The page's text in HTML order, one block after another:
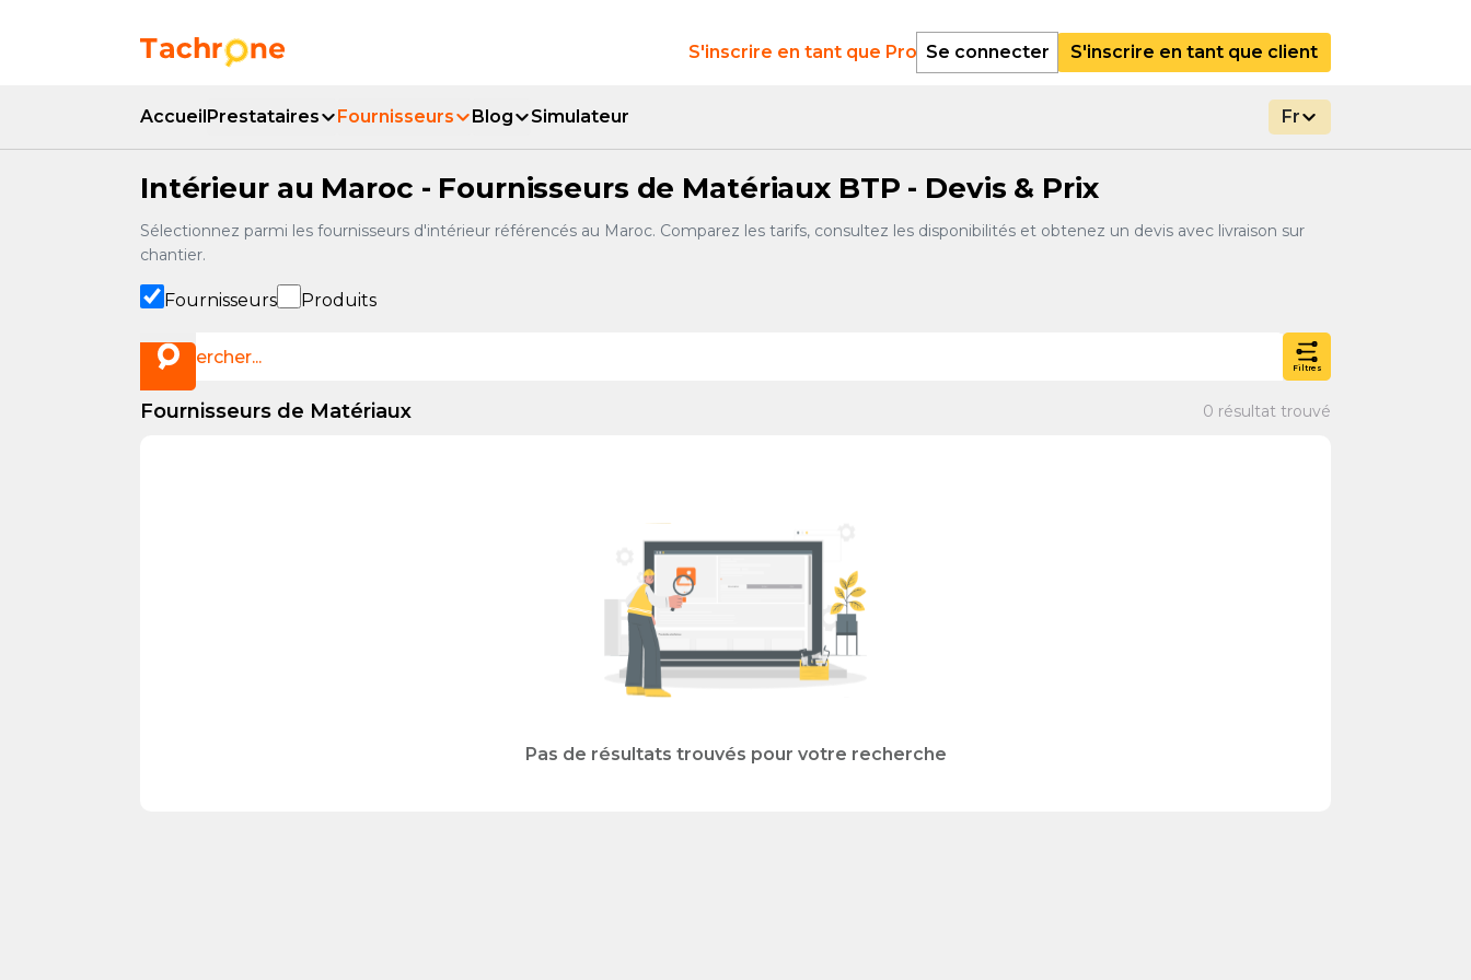
S'inscrire en tant que Pro Se connecter S'inscrire en tant que client
AccueilPrestataires Fournisseurs Blog Simulateur Fr
Intérieur au Maroc - Fournisseurs de Matériaux BTP - Devis & Prix
Sélectionnez parmi les fournisseurs d'intérieur référencés au Maroc. Comparez les tarifs, consultez les disponibilités et obtenez un devis avec livraison sur
chantier.
Fournisseurs Produits
Filtres
Fournisseurs de Matériaux 0 résultat trouvé
Pas de résultats trouvés pour votre recherche